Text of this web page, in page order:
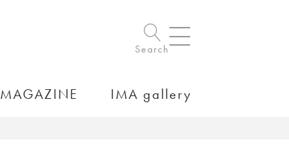
Search
MAGAZINE IMA gallery